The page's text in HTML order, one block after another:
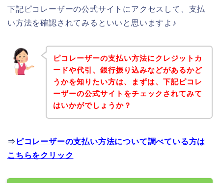
下記ピコレーザーの公式サイトにアクセスして、支払
い方法を確認されてみるといいと思いますよ♪
ピコレーザーの支払い方法にクレジットカ
ードや代引、銀行振り込みなどがあるかど
うかを知りたい方は、まずは、下記ピコレ
ーザーの公式サイトをチェックされてみて
はいかがでしょうか？
⇒ ピコレーザーの支払い方法について調べている方は
こちらをクリック